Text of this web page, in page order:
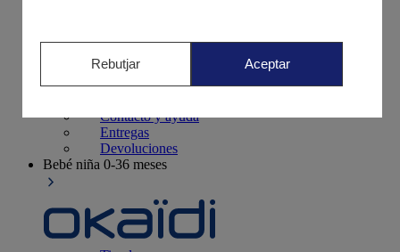
Contacto y ayuda
Entregas
Devoluciones
Bebé niña 0-36 meses
Rebutjar Aceptar